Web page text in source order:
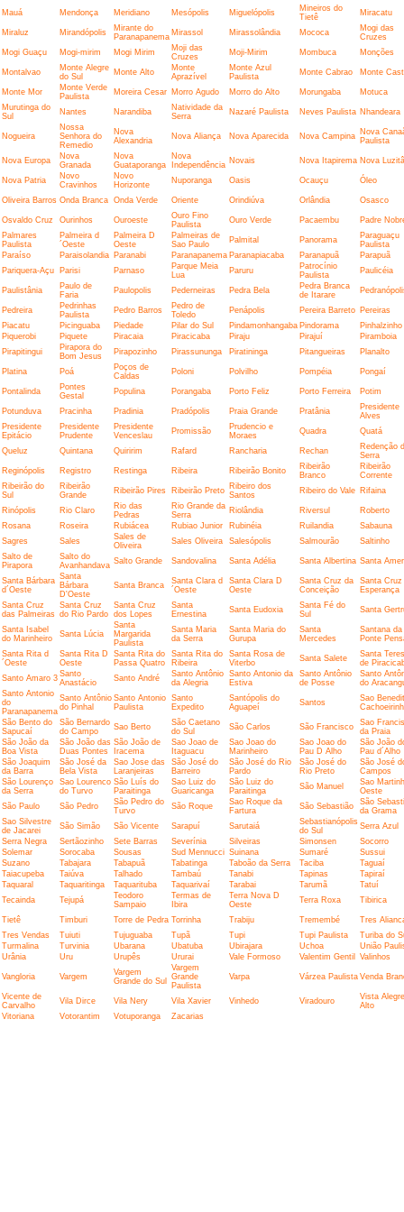
Mauá Mendonça Meridiano Mesópolis Miguelópolis
Mineiros do
Tietê
Miracatu
Miraluz Mirandópolis
Mirante do
Paranapanema Mirassol Mirassolândia Mococa
Mogi das
Cruzes
Mogi Guaçu
Mogi-mirim Mogi Mirim
Moji das
Cruzes
Moji-Mirim Mombuca Monções
Montalvao
Monte Alegre
do Sul
Monte Alto
Monte
Aprazível
Monte Azul
Paulista
Monte Cabrao Monte
Monte Mor
Monte Verde
Paulista
Moreira Cesar Morro Agudo Morro do Alto Morungaba
Motuca
Murutinga do
Sul
Nantes Narandiba
Natividade da
Serra
Nazaré Paulista Neves Paulista Nhandeara
Nogueira
Nossa
Senhora do
Remedio
Nova
Alexandria
Nova Aliança Nova Aparecida Nova Campina Nova
Paulista
Nova Europa
Nova
Granada
Nova
Guataporanga
Nova
Independência Novais Nova Itapirema Nova
Nova Patria
Novo
Cravinhos
Novo
Horizonte
Nuporanga Oasis Ocauçu Óleo
Oliveira Barros Onda Branca Onda Verde Oriente Orindiúva Orlândia Osasco
Osvaldo Cruz Ourinhos Ouroeste
Ouro Fino
Paulista
Ouro Verde Pacaembu
Padre
Palmares
Paulista
Palmeira d
´Oeste
Palmeira D
Oeste
Palmeiras de
Sao Paulo
Palmital Panorama
Paraguaçu
Paulista
Paraíso
Paraisolandia Paranabi Paranapanema Paranapiacaba Paranapuã
Parapuã
Pariquera-Açu
Parisi Parnaso
Parque Meia
Lua
Paruru
Patrocínio
Paulista
Paulicéia
Paulistânia
Paulo de
Faria
Paulopolis Pederneiras Pedra Bela
Pedra Branca
de Itarare
Pedreira
Pedrinhas
Paulista
Pedro Barros
Pedro de
Toledo
Penápolis Pereira Barreto Pereiras
Piacatu
Picinguaba Piedade Pilar do Sul Pindamonhangaba Pindorama
Pinhalzinho
Piquerobi
Piquete Piracaia Piracicaba Piraju Pirajuí
Piramboia
Pirapitingui
Pirapora do
Bom Jesus
Pirapozinho Pirassununga Piratininga Pitangueiras Planalto
Platina Poá
Poços de
Caldas
Poloni Polvilho Pompéia Pongaí
Pontalinda
Pontes
Gestal
Populina Porangaba Porto Feliz Porto Ferreira Potim
Potunduva Pracinha Pradinia Pradópolis Praia Grande Pratânia
Presidente
Alves
Presidente
Epitácio
Presidente
Prudente
Presidente
Venceslau
Promissão
Prudencio e
Moraes
Quadra Quatá
Queluz Quintana Quiririm Rafard Rancharia Rechan
Redenção
Serra
Reginópolis
Registro Restinga Ribeira Ribeirão Bonito
Ribeirão
Branco
Ribeirão
Corrente
Ribeirão do
Sul
Ribeirão
Grande
Ribeirão Pires Ribeirão Preto Ribeiro dos
Santos
Ribeiro do Vale Rifaina
Rinópolis Rio Claro
Rio das
Pedras
Rio Grande da
Serra
Riolândia Riversul
Roberto
Rosana
Roseira Rubiácea Rubiao Junior Rubinéia Ruilandia
Sabauna
Sagres
Sales
Sales de
Oliveira
Sales Oliveira Salesópolis Salmourão
Saltinho
Salto de
Pirapora
Salto do
Avanhandava Salto Grande Sandovalina Santa Adélia Santa Albertina Santa
Santa Bárbara
d´Oeste
Santa
Bárbara
D'Oeste
Santa Branca
Santa Clara d
´Oeste
Santa Clara D
Oeste
Santa Cruz da
Conceição
Santa Cruz
Esperança
Santa Cruz
das Palmeiras
Santa Cruz
do Rio Pardo
Santa Cruz
dos Lopes
Santa
Ernestina
Santa Eudoxia
Santa Fé do
Sul
Santa
Santa Isabel
do Marinheiro
Santa Lúcia
Santa
Margarida
Paulista
Santa Maria
da Serra
Santa Maria do
Gurupa
Santa
Mercedes
Santana da
Ponte
Santa Rita d
´Oeste
Santa Rita D
Oeste
Santa Rita do
Passa Quatro
Santa Rita do
Ribeira
Santa Rosa de
Viterbo
Santa Salete
Santa
de
Santo Amaro 3 Santo
Anastácio
Santo André
Santo Antônio
da Alegria
Santo Antonio da
Estiva
Santo Antônio
de Posse
Santo
do
Santo Antonio
do
Paranapanema
Santo Antônio
do Pinhal
Santo Antonio
Paulista
Santo
Expedito
Santópolis do
Aguapeí
Santos
Sao
São Bento do
Sapucaí
São Bernardo
do Campo
Sao Berto
São Caetano
do Sul
São Carlos São Francisco
Sao
da Praia
São João da
Boa Vista
São João das
Duas Pontes
São João de
Iracema
Sao Joao de
Itaguacu
Sao Joao do
Marinheiro
Sao Joao do
Pau D Alho
São João
Pau d´Alho
São Joaquim
da Barra
São José da
Bela Vista
Sao Jose das
Laranjeiras
São José do
Barreiro
São José do Rio
Pardo
São José do
Rio Preto
São José
Campos
São Lourenço
da Serra
Sao Lourenco
do Turvo
São Luís do
Paraitinga
Sao Luiz do
Guaricanga
São Luiz do
Paraitinga
São Manuel
Sao
Oeste
São Paulo
São Pedro
São Pedro do
Turvo
São Roque
Sao Roque da
Fartura
São Sebastião
São
da Grama
Sao Silvestre
de Jacarei
São Simão São Vicente Sarapuí Sarutaiá
Sebastianópolis
do Sul
Serra Azul
Serra Negra
Sertãozinho Sete Barras Severínia Silveiras Simonsen
Socorro
Solemar
Sorocaba Sousas Sud Mennucci Suinana Sumaré
Sussui
Suzano
Tabajara Tabapuã Tabatinga Taboão da Serra Taciba
Taguaí
Taiacupeba
Taiúva Talhado Tambaú Tanabi Tapinas
Tapiraí
Taquaral
Taquaritinga Taquarituba Taquarivaí Tarabai Tarumã
Tatuí
Tecainda
Tejupá
Teodoro
Sampaio
Termas de
Ibira
Terra Nova D
Oeste
Terra Roxa Tibirica
Tietê Timburi Torre de Pedra Torrinha Trabiju Tremembé
Tres
Tres Vendas
Tuiuti Tujuguaba Tupã Tupi Tupi Paulista
Turiba do
Turmalina
Turvinia Ubarana Ubatuba Ubirajara Uchoa
União
Urânia
Uru Urupês Ururai Vale Formoso Valentim Gentil Valinhos
Vangloria Vargem
Vargem
Grande do Sul
Vargem
Grande
Paulista
Varpa Várzea Paulista Venda
Vicente de
Carvalho
Vila Dirce Vila Nery Vila Xavier Vinhedo Viradouro
Vista
Alto
Vitoriana
Votorantim Votuporanga Zacarias